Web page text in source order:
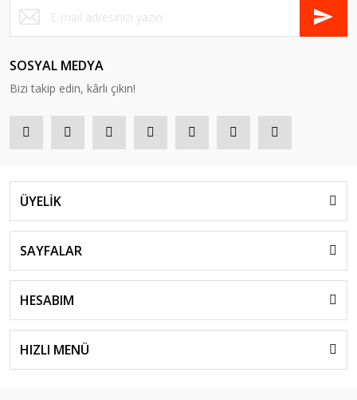
SOSYAL MEDYA
Bizi takip edin, kârlı çıkın!
ÜYELİK
SAYFALAR
HESABIM
HIZLI MENÜ